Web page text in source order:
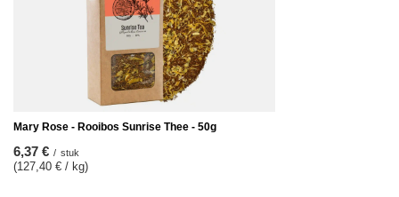
Mary Rose - Rooibos Sunrise Thee - 50g
6,37 € / stuk
(127,40 € / kg)